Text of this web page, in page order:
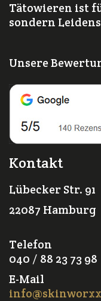
Tätowieren ist
sondern
Unsere
Kontakt
Lübecker Str. 91
22087 Hamburg
Telefon
040 / 88 23 73 98
E-Mail